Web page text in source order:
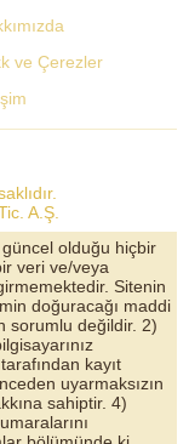
ve Çerezler
A.Ş.
olduğu hiçbir
veri ve/veya
Sitenin
doğuracağı maddi
sorumlu değildir. 2)
kayıt
uyarmaksızın
sahiptir. 4)